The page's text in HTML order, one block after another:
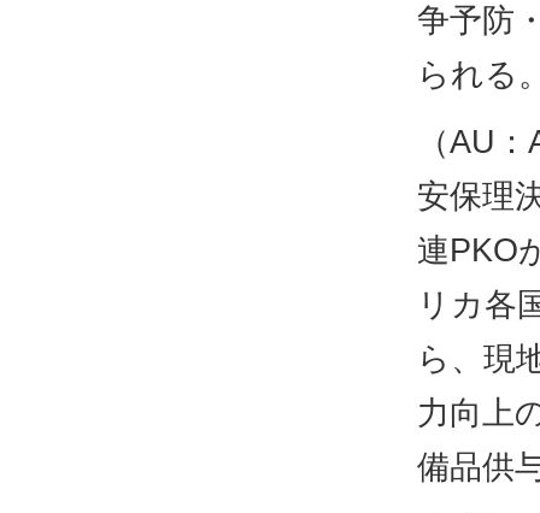
争予防
られる
（AU
安保理
連PKO
リカ各
ら、現
力向上
備品供